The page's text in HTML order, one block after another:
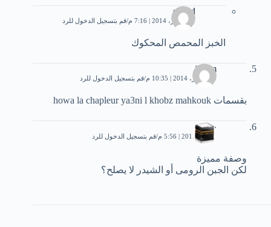
souad
11 أكتوبر، 2014 | 7:16 م قم بتسجيل الدخول للرد
الخبز المحمص المحكوك
ikram
10 أكتوبر، 2014 | 10:35 م قم بتسجيل الدخول للرد
بقسمات howa la chapleur ya3ni l khobz mahkouk
جنة
7 يناير، 2017 | 5:56 م قم بتسجيل الدخول للرد
وصفة مميزة
لكن الجبن الرومى أو الشيدر لا يصلح؟